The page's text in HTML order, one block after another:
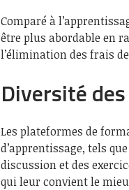
Comparé à
être plus abordable en
l’élimination des frais
Diversité
Les plateformes de
d’apprentissage, tels
discussion et des
qui leur convient le